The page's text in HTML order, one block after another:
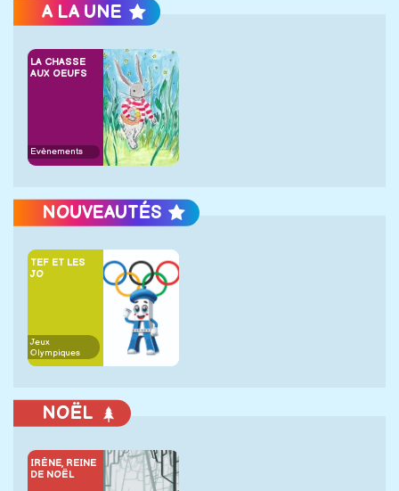
A LA UNE
LA CHASSE
AUX OEUFS
Evènements
NOUVEAUTÉS
TEF ET LES
JO
Jeux
Olympiques
NOËL
IRÈNE, REINE
DE NOËL